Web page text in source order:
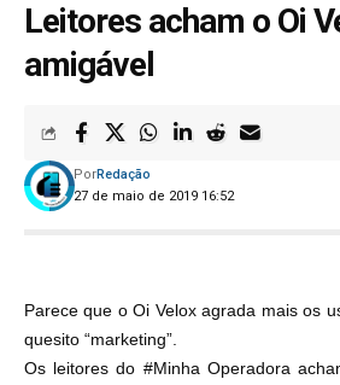
Leitores acham o Oi
amigável
27 de maio de 2019 16:52
PorRedação
Parece que o Oi Velox agrada mais os
quesito “marketing”.
Os leitores do #Minha Operadora